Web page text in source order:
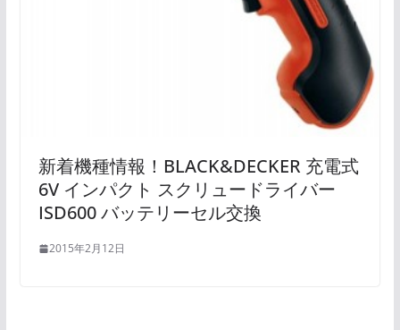
新着機種情報！BLACK&DECKER 充電式
6V インパクト スクリュードライバー
ISD600 バッテリーセル交換
2015年2月12日